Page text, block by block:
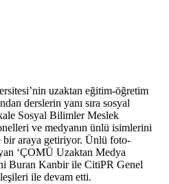
uzaktan eğitim-öğretim
derslerin yanı sıra sosyal
Sosyal Bilimler Meslek
ve medyanın ünlü isimlerini
bir araya getiriyor. Ünlü foto-
‘ÇOMÜ Uzaktan Medya
Buran Kanbir ile CitiPR Genel
ile devam etti.